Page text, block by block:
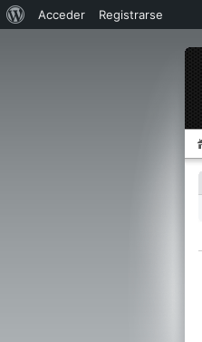
Acerca
Acceder Registrarse